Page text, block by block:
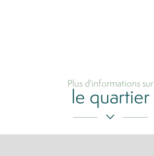
Plus d'informations sur
le quartier